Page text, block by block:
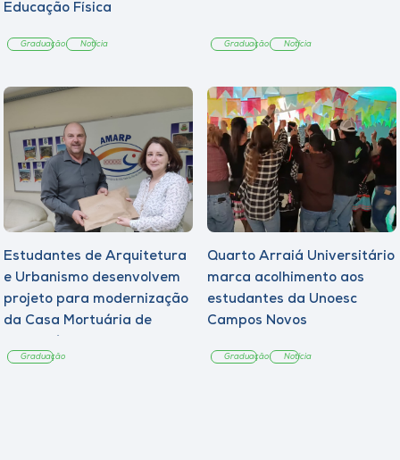
Educação Física
Graduação Notícia Graduação Notícia
Estudantes de Arquitetura
e Urbanismo desenvolvem
projeto para modernização
da Casa Mortuária de
Graduação
Quarto Arraiá Universitário
marca acolhimento aos
estudantes da Unoesc
Campos Novos
Graduação Notícia